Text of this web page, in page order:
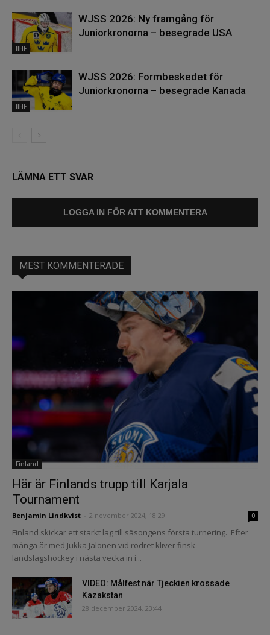
IIHF
WJSS 2026: Ny framgång för
Juniorkronorna – besegrade USA
IIHF
WJSS 2026: Formbeskedet för
Juniorkronorna – besegrade Kanada
LÄMNA ETT SVAR
LOGGA IN FÖR ATT KOMMENTERA
MEST KOMMENTERADE
Finland
Här är Finlands trupp till Karjala
Tournament
Benjamin Lindkvist 2 november 2024, 18:29 0
Finland skickar ett starkt lag till säsongens första turnering. Efter
många år med Jukka Jalonen vid rodret kliver finsk
landslagshockey i nästa vecka in i...
VIDEO: Målfest när Tjeckien krossade
Kazakstan
28 december 2024, 23:44